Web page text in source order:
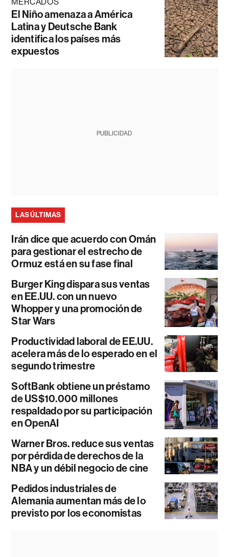
El Niño amenaza a América
Latina y Deutsche Bank
identifica los países más
expuestos
PUBLICIDAD
LAS ÚLTIMAS
Irán dice que acuerdo con Omán
para gestionar el estrecho de
Ormuz está en su fase final
Burger King dispara sus ventas
en EE.UU. con un nuevo
Whopper y una promoción de
Star Wars
Productividad laboral de EE.UU.
acelera más de lo esperado en el
segundo trimestre
SoftBank obtiene un préstamo
de US$10.000 millones
respaldado por su participación
en OpenAI
Warner Bros. reduce sus ventas
por pérdida de derechos de la
NBA y un débil negocio de cine
Pedidos industriales de
Alemania aumentan más de lo
previsto por los economistas